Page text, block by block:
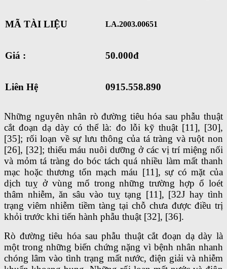
MÃ TÀI LIỆU LA.2003.00651
Giá : 50.000đ
Liên Hệ 0915.558.890
Những nguyên nhân rò đường tiêu hóa sau phẫu thuật
cắt đoạn dạ dày có thể là: đo lỗi kỹ thuật [11], [30],
[35]; rối loạn về sự lưu thông của tá tràng và ruột non
[26], [32]; thiếu máu nuôi dưỡng ở các vị trí miệng nối
và mỏm tá tràng do bóc tách quá nhiều làm mất thanh
mạc hoặc thương tổn mạch máu [11], sự có mặt của
dịch tuỵ ở vùng mổ trong những trường hợp ổ loét
thâm nhiễm, ăn sâu vào tuỵ tạng [11], [32J hay tình
trạng viêm nhiễm tiềm tàng tại chỗ chưa được điều trị
khỏi trước khi tiến hành phẫu thuật [32], [36].
Rò đường tiêu hóa sau phẫu thuật cắt đoạn dạ dày là
một trong những biến chứng nặng vì bệnh nhân nhanh
chóng lâm vào tình trạng mất nước, điện giải và nhiễm